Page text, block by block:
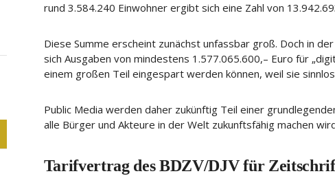
rund 3.584.240 Einwohner ergibt sich eine Zahl von
Diese Summe erscheint zunächst unfassbar groß. Doch in
sich Ausgaben von mindestens 1.577.065.600,– Euro für
einem großen Teil eingespart werden können, weil sie
Public Media werden daher zukünftig Teil einer
alle Bürger und Akteure in der Welt zukunftsfähig machen
Tarifvertrag des BDZV/DJV für